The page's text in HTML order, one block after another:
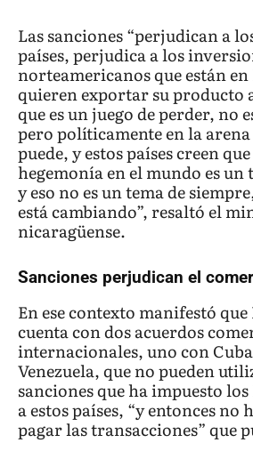
Las sanciones “perjudican a
países, perjudica a los
norteamericanos que están
quieren exportar su producto
que es un juego de perder, no
pero políticamente en la
puede, y estos países creen
hegemonía en el mundo es un
y eso no es un tema de
está cambiando”, resaltó el
nicaragüense.
Sanciones perjudican el
En ese contexto manifestó
cuenta con dos acuerdos
internacionales, uno con
Venezuela, que no pueden
sanciones que ha impuesto
a estos países, “y entonces no
pagar las transacciones” que